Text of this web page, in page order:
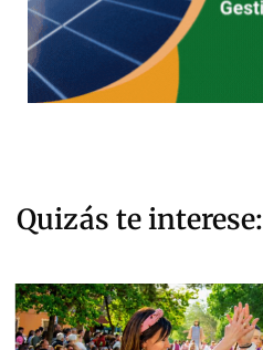
Quizás te interese: